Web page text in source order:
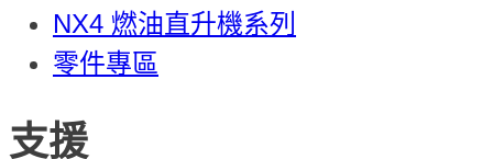
NX4 燃油直升機系列
零件專區
支援